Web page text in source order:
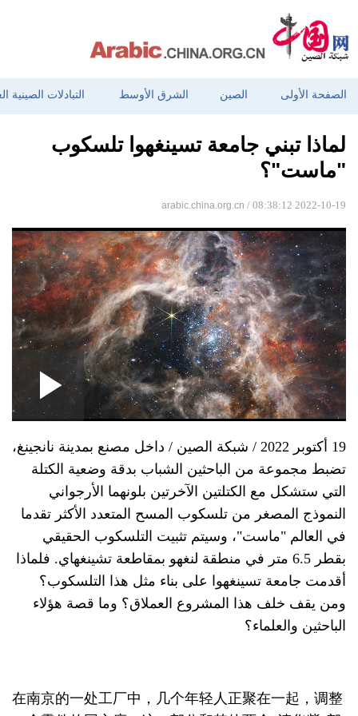
الصفحة الأولى الصين الشرق الأوسط التبادلات الصينية
لماذا تبني جامعة تسينغهوا تلسكوب
"ماست"؟
arabic.china.org.cn / 08:38:12 2022-10-19
Play
Play Mute
Picture-
in-
Picture
0:00
19 أكتوبر 2022 / شبكة الصين / داخل مصنع بمدينة نانجينغ،
تضبط مجموعة من الباحثين الشباب بدقة وضعية الكتلة
التي ستشكل مع الكتلتين الآخرتين بلونهما الأرجواني
النموذج المصغر من تلسكوب المسح المتعدد الأكثر تقدما
في العالم "ماست"، وسيتم تثبيت التلسكوب الحقيقي
بقطر 6.5 متر في منطقة لنغهو بمقاطعة تشينغهاي. فلماذا
أقدمت جامعة تسينغهوا على بناء مثل هذا التلسكوب؟
ومن يقف خلف هذا المشروع العملاق؟ وما قصة هؤلاء
الباحثين والعلماء؟
在南京的一处工厂中，几个年轻人正聚在一起，调整